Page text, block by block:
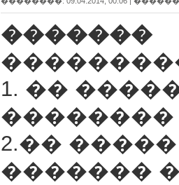
�������
1. ��
��������
2.��
�������